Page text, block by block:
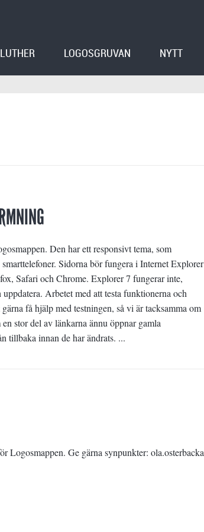
LUTHER LOGOSGRUVAN NYTT
Den har ett responsivt tema, som
Sidorna bör fungera i Internet Explorer
Safari och Chrome. Explorer 7 fungerar inte,
Arbetet med att testa funktionerna och
få hjälp med testningen, så vi är tacksamma om
stor del av länkarna ännu öppnar gamla
tillbaka innan de har ändrats. ...
Logosmappen. Ge gärna synpunkter: ola.osterbacka